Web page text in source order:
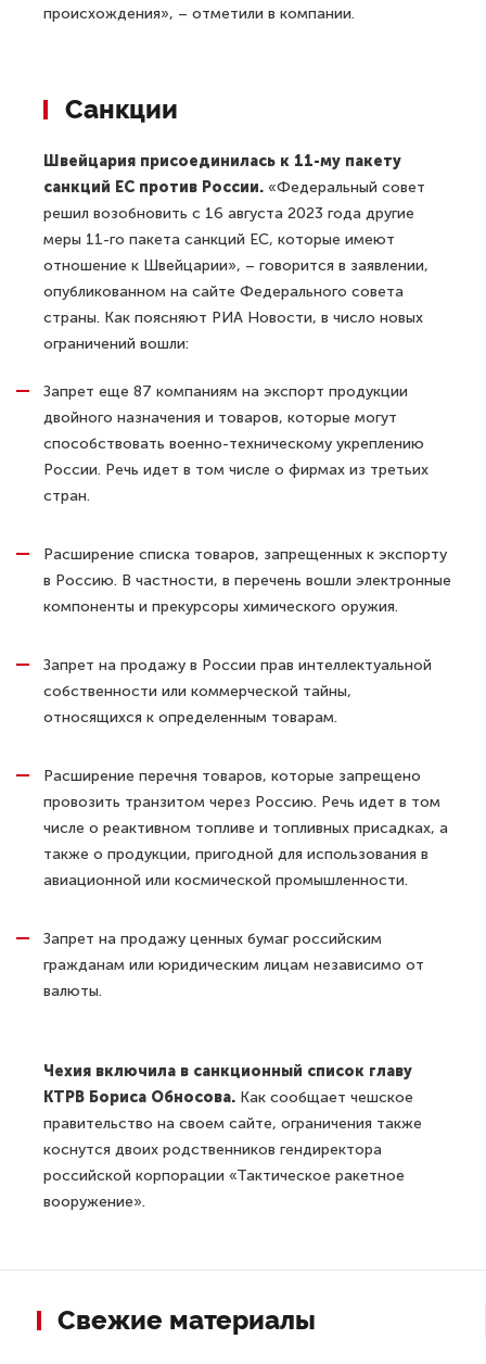
происхождения», – отметили в компании.
Санкции
Швейцария присоединилась к 11-му пакету
санкций ЕС против России. «Федеральный совет
решил возобновить с 16 августа 2023 года другие
меры 11-го пакета санкций ЕС, которые имеют
отношение к Швейцарии», – говорится в заявлении,
опубликованном на сайте Федерального совета
страны. Как поясняют РИА Новости, в число новых
ограничений вошли:
Запрет еще 87 компаниям на экспорт продукции
двойного назначения и товаров, которые могут
способствовать военно-техническому укреплению
России. Речь идет в том числе о фирмах из третьих
стран.
Расширение списка товаров, запрещенных к экспорту
в Россию. В частности, в перечень вошли электронные
компоненты и прекурсоры химического оружия.
Запрет на продажу в России прав интеллектуальной
собственности или коммерческой тайны,
относящихся к определенным товарам.
Расширение перечня товаров, которые запрещено
провозить транзитом через Россию. Речь идет в том
числе о реактивном топливе и топливных присадках, а
также о продукции, пригодной для использования в
авиационной или космической промышленности.
Запрет на продажу ценных бумаг российским
гражданам или юридическим лицам независимо от
валюты.
Чехия включила в санкционный список главу
КТРВ Бориса Обносова. Как сообщает чешское
правительство на своем сайте, ограничения также
коснутся двоих родственников гендиректора
российской корпорации «Тактическое ракетное
вооружение».
Свежие материалы